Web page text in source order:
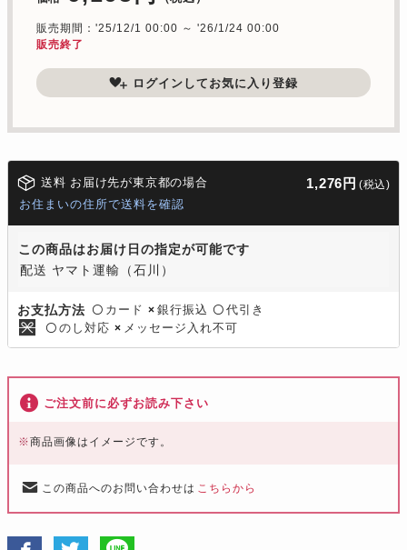
販売期間：'25/12/1 00:00 ～ '26/1/24 00:00
販売終了
ログインしてお気に入り登録
送料 お届け先が東京都の場合 1,276円 (税込)
お住まいの住所で送料を確認
この商品はお届け日の指定が可能です
配送 ヤマト運輸（石川）
お支払方法 〇 カード × 銀行振込 〇 代引き
〇 のし対応 × メッセージ入れ不可
ご注文前に必ずお読み下さい
※商品画像はイメージです。
この商品へのお問い合わせは こちらから